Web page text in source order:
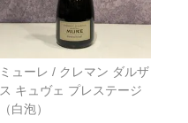
ミューレ / クレマン ダルザ
ス キュヴェ プレステージ
（白泡）